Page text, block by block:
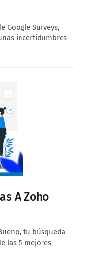
Google Surveys,
incertidumbres
A Zoho
tu búsqueda
las 5 mejores